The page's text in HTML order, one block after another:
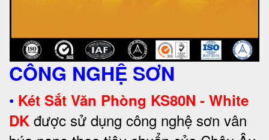
CÔNG NGHỆ SƠN
• Két Sắt Văn Phòng KS80N - White
DK được sử dụng công nghệ sơn vân